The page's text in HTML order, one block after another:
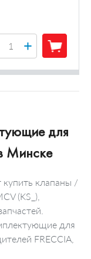
+
для
Минске
купить клапаны /
(KS_),
для
FRECCIA,